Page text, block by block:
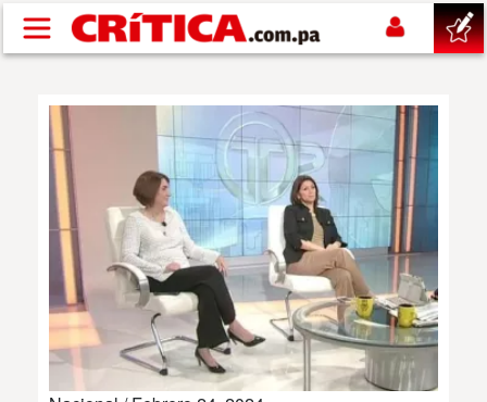
Pasar al contenido principal
SUCESOS
NACIONAL
POLÍTICA